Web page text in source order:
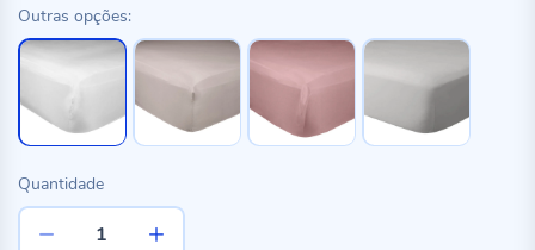
Outras opções:
Quantidade